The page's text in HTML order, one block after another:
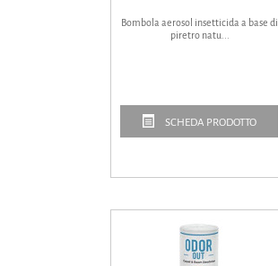
Bombola aerosol insetticida a base di
piretro natu...
SCHEDA PRODOTTO